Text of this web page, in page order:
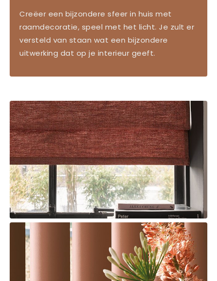
Creëer een bijzondere sfeer in huis met
raamdecoratie, speel met het licht. Je zult er
versteld van staan wat een bijzondere
uitwerking dat op je interieur geeft.